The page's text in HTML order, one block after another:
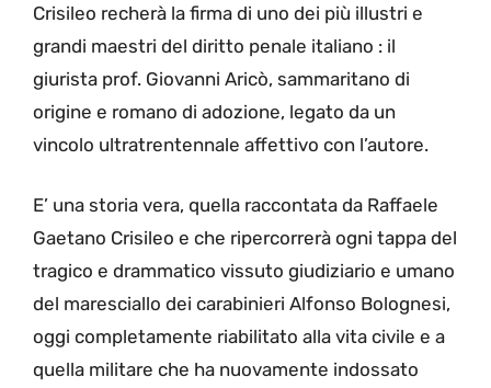
Crisileo recherà la firma di uno dei più illustri e
grandi maestri del diritto penale italiano : il
giurista prof. Giovanni Aricò, sammaritano di
origine e romano di adozione, legato da un
vincolo ultratrentennale affettivo con l’autore.
E’ una storia vera, quella raccontata da Raffaele
Gaetano Crisileo e che ripercorrerà ogni tappa del
tragico e drammatico vissuto giudiziario e umano
del maresciallo dei carabinieri Alfonso Bolognesi,
oggi completamente riabilitato alla vita civile e a
quella militare che ha nuovamente indossato